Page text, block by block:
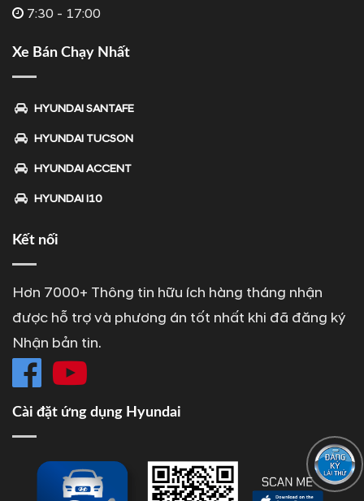
7:30 - 17:00
Xe Bán Chạy Nhất
HYUNDAI SANTAFE
HYUNDAI TUCSON
HYUNDAI ACCENT
HYUNDAI I10
Kết nối
Hơn 7000+ Thông tin hữu ích hàng tháng nhận
được hỗ trợ và phương án tốt nhất khi đã đăng ký
Nhận bản tin.
Cài đặt ứng dụng Hyundai